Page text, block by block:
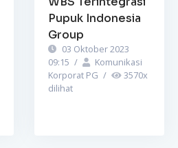
Pupuk Indonesia
Group
03 Oktober 2023
09:15 /
Komunikasi
Korporat PG / 3570x
dilihat